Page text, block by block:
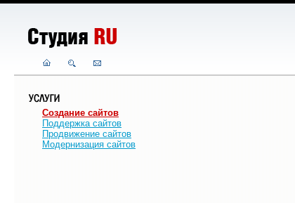
Создание сайтов
Поддержка сайтов
Продвижение сайтов
Модернизация сайтов